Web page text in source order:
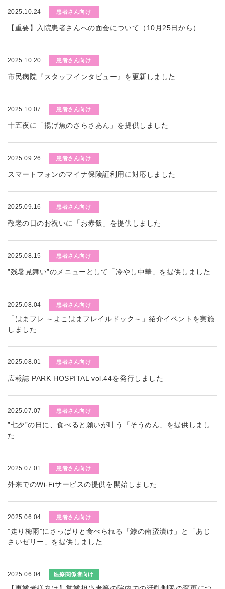
2025.10.24 患者さん向け
【重要】入院患者さんへの面会について（10月25日から）
2025.10.20 患者さん向け
市民病院『スタッフインタビュー』を更新しました
2025.10.07 患者さん向け
十五夜に「揚げ魚のさらさあん」を提供しました
2025.09.26 患者さん向け
スマートフォンのマイナ保険証利用に対応しました
2025.09.16 患者さん向け
敬老の日のお祝いに「お赤飯」を提供しました
2025.08.15 患者さん向け
”残暑見舞い”のメニューとして「冷やし中華」を提供しました
2025.08.04 患者さん向け
「はまフレ ～よこはまフレイルドック～」紹介イベントを実施
しました
2025.08.01 患者さん向け
広報誌 PARK HOSPITAL vol.44を発行しました
2025.07.07 患者さん向け
”七夕”の日に、食べると願いが叶う「そうめん」を提供しまし
た
2025.07.01 患者さん向け
外来でのWi-Fiサービスの提供を開始しました
2025.06.04 患者さん向け
”走り梅雨”にさっぱりと食べられる「鯵の南蛮漬け」と「あじ
さいゼリー」を提供しました
2025.06.04 医療関係者向け